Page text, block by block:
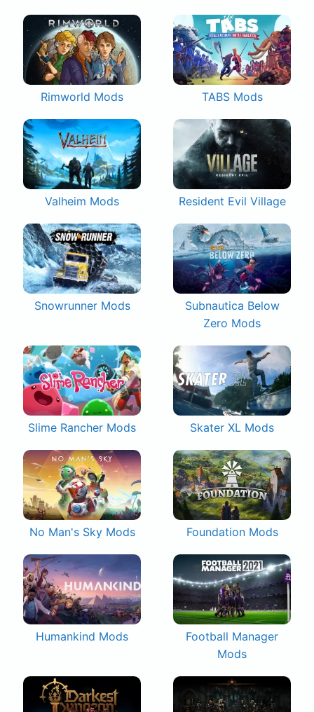
Rimworld Mods TABS Mods
Valheim Mods Resident Evil Village
Snowrunner Mods
Subnautica Below
Zero Mods
Slime Rancher Mods Skater XL Mods
No Man's Sky Mods Foundation Mods
Humankind Mods
Football Manager
Mods